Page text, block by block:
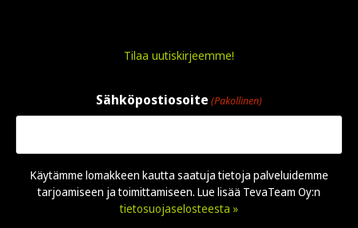
Tilaa uutiskirjeemme!
Sähköpostiosoite (Pakollinen)
Käytämme lomakkeen kautta saatuja tietoja palveluidemme
tarjoamiseen ja toimittamiseen. Lue lisää TevaTeam Oy:n
tietosuojaselosteesta »